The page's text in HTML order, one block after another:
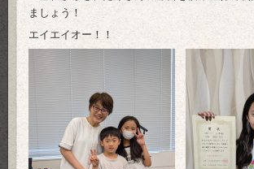
ましょう！
エイエイオー！！